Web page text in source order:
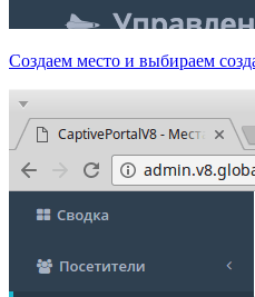
Создаем место и выбираем